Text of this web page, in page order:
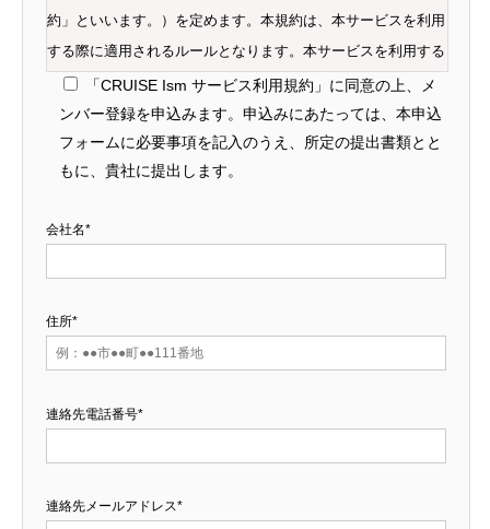
約」といいます。）を定めます。本規約は、本サービスを利用
する際に適用されるルールとなります。本サービスを利用する
登録クライアント及び登録インフルエンサーは、本規約に同意
して頂いた上でメンバー登録を行って頂きますよう、お願いい
たします。
本規約上で使用される用語の定義は、次の通りとします。
サ
ビ
(2) 本サービスの情報が掲載された、当事業者が
「CRUISE Ism サービス利用規約」に同意の上、メ
ンバー登録を申込みます。申込みにあたっては、本申込
フォームに必要事項を記入のうえ、所定の提出書類とと
もに、貴社に提出します。
会社名*
住所*
連絡先電話番号*
連絡先メールアドレス*